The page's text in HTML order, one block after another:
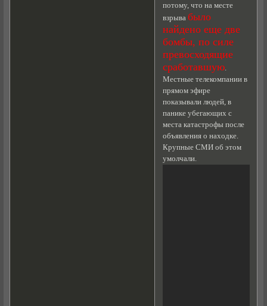
потому, что на месте
взрыва было
найдено еще две
бомбы, по силе
превосходящие
сработавшую.
Местные телекомпании в
прямом эфире
показывали людей, в
панике убегающих с
места катастрофы после
объявления о находке.
Крупные СМИ об этом
умолчали.